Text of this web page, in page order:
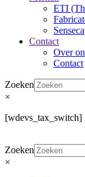
ETI
Senseca
Contact
Over
Contact
Zoeken
×
[wdevs_tax_switch]
Zoeken
×